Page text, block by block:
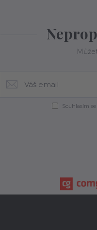
Souhlasím se